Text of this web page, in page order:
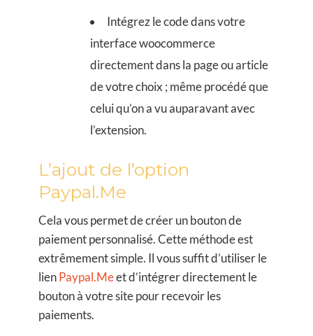
Intégrez le code dans votre
interface woocommerce
directement dans la page ou article
de votre choix ; même procédé que
celui qu’on a vu auparavant avec
l’extension.
L’ajout de l’option
Paypal.Me
Cela vous permet de créer un bouton de
paiement personnalisé. Cette méthode est
extrêmement simple. Il vous suffit d’utiliser le
lienPaypal.Meet d’intégrer directement le
bouton à votre site pour recevoir les
paiements.